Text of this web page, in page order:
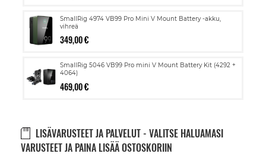
SmallRig 4974 VB99 Pro Mini V Mount Battery -akku,
vihreä
349,00 €
SmallRig 5046 VB99 Pro mini V Mount Battery Kit (4292 +
4064)
469,00 €
LISÄVARUSTEET JA PALVELUT - VALITSE HALUAMASI
VARUSTEET JA PAINA LISÄÄ OSTOSKORIIN